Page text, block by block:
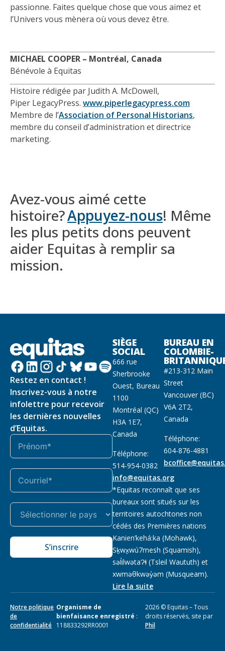
passionne. Faites quelque chose que vous aimez et
l’Univers vous mènera où vous devez être.
MICHAEL COOPER – Montréal, Canada
Bénévole à Equitas
Histoire rédigée par Judith A. McDowell,
Piper LegacyPress. www.piperlegacypress.com
Membre de l’Association of Personal Historians,
membre du conseil d’administration et directrice
marketing.
Avez-vous aimé cette
histoire?Appuyez-nous! Même
les plus petits dons peuvent
aider Equitas à remplir sa
mission.
Restez en contact !
Inscrivez-vous à notre
infolettre pour recevoir
les dernières nouvelles
d’Equitas.
S’inscrire
SIÈGE
SOCIAL
666 rue
Sherbrooke
Ouest, Bureau
1100
Montréal (QC)
H3A 1E7,
Canada
Téléphone:
514-954-0382
info@equitas.org
BUREAU EN
COLOMBIE-
#213-312 Main
Street
Vancouver (BC)
V6A 2T2,
Canada
Téléphone:
604-876-4881
*Equitas reconnaît que ses
bureaux sont situés sur les
territoires autochtones non
cédés des Premières nations
Kanien’kehá:ka (Mohawk),
Sḵwx̱wú7mesh (Squamish),
səl̓ilwətaɁɬ (Tsleil Waututh) et
xwməθkwəy̓əm (Musqueam).
Lire la suite
Notre politique
de
confidentialité
Organisme de
bienfaisance enregistré :
118833292RR0001
2026 © Equitas – Tous
droits réservés, site par
Phil